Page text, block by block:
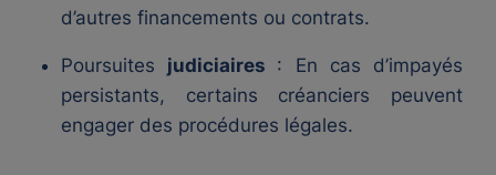
d’autres financements ou contrats.
Poursuites judiciaires : En cas d’impayés
persistants, certains créanciers peuvent
engager des procédures légales.